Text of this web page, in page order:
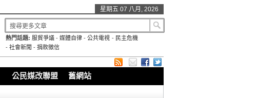
星期五 07 八月, 2026
熱門話題: 服貿爭議 -媒體自律 -公共電視 - 民主危機
- 社會新聞 - 捐款徵信
公民媒改聯盟 舊網站